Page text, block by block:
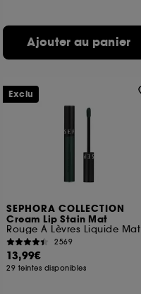
Ajouter au panier
SEPHORA COLLECTION
Cream Lip Stain Mat
Rouge À Lèvres Liquide Mat
2569
13,99€
29 teintes disponibles
Exclu